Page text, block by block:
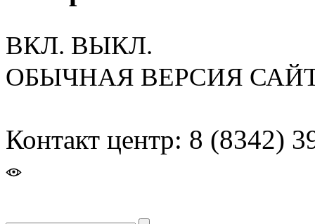
ВКЛ. ВЫКЛ.
ОБЫЧНАЯ ВЕРСИЯ
Контакт центр: 8 (8342)